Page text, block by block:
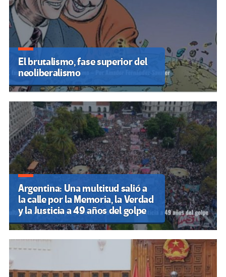
El brutalismo, fase superior del
neoliberalismo
Argentina: Una multitud salió a
la calle por la Memoria, la Verdad
y la Justicia a 49 años del golpe